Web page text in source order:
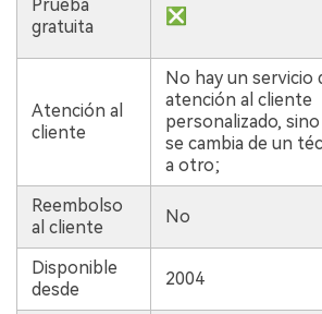
Prueba
gratuita
❎
Atención al
cliente
No hay un servicio
atención al cliente
personalizado,
se cambia de un
a otro;
Reembolso
al cliente
No
Disponible
desde
2004